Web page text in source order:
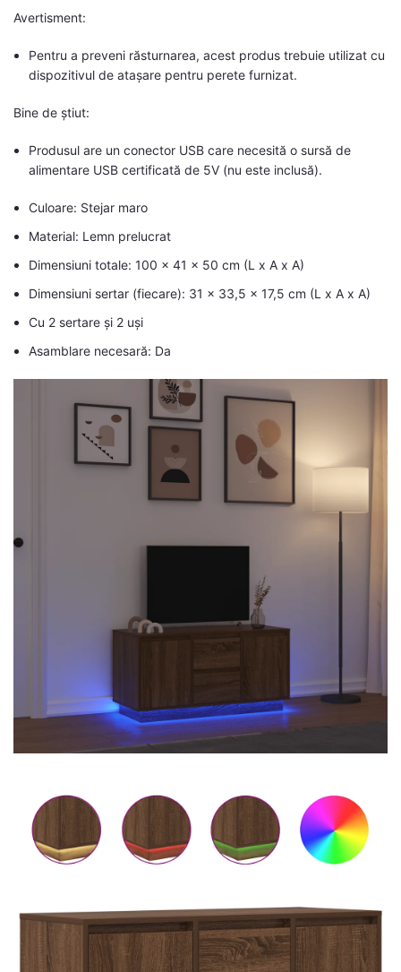
Avertisment:
Pentru a preveni răsturnarea, acest produs trebuie utilizat cu
dispozitivul de atașare pentru perete furnizat.
Bine de știut:
Produsul are un conector USB care necesită o sursă de
alimentare USB certificată de 5V (nu este inclusă).
Culoare: Stejar maro
Material: Lemn prelucrat
Dimensiuni totale: 100 x 41 x 50 cm (L x A x A)
Dimensiuni sertar (fiecare): 31 x 33,5 x 17,5 cm (L x A x A)
Cu 2 sertare și 2 uși
Asamblare necesară: Da